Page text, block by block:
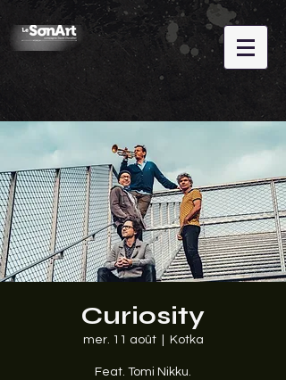
Curiosity
mer. 11 août
  |
Kotka